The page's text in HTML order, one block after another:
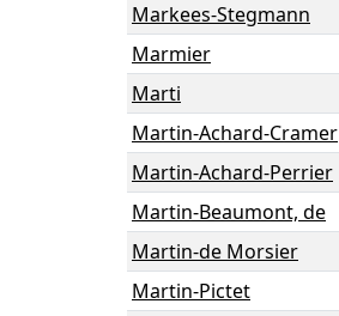
Markees-Stegmann
Marmier
Marti
Martin-Achard-Cramer
Martin-Achard-Perrier
Martin-Beaumont, de
Martin-de Morsier
Martin-Pictet